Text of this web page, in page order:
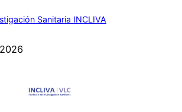
Sanitaria INCLIVA